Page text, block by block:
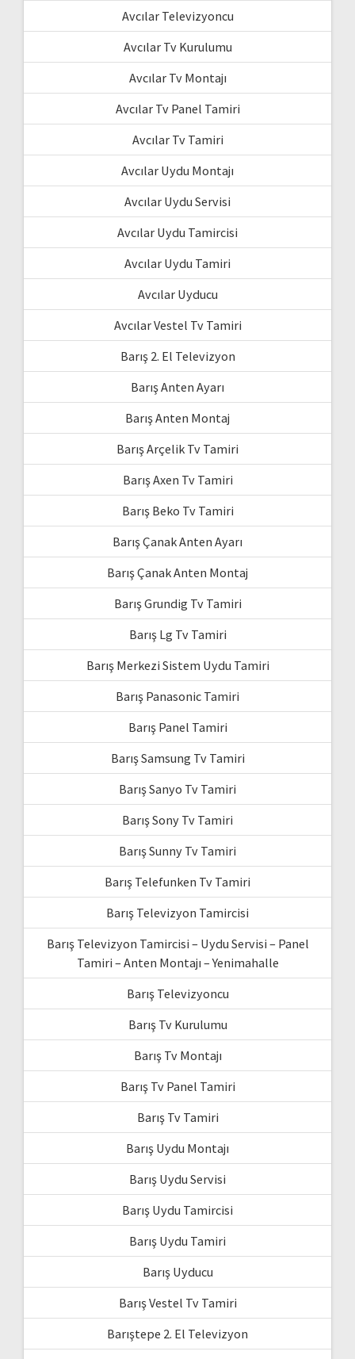
Avcılar Televizyoncu
Avcılar Tv Kurulumu
Avcılar Tv Montajı
Avcılar Tv Panel Tamiri
Avcılar Tv Tamiri
Avcılar Uydu Montajı
Avcılar Uydu Servisi
Avcılar Uydu Tamircisi
Avcılar Uydu Tamiri
Avcılar Uyducu
Avcılar Vestel Tv Tamiri
Barış 2. El Televizyon
Barış Anten Ayarı
Barış Anten Montaj
Barış Arçelik Tv Tamiri
Barış Axen Tv Tamiri
Barış Beko Tv Tamiri
Barış Çanak Anten Ayarı
Barış Çanak Anten Montaj
Barış Grundig Tv Tamiri
Barış Lg Tv Tamiri
Barış Merkezi Sistem Uydu Tamiri
Barış Panasonic Tamiri
Barış Panel Tamiri
Barış Samsung Tv Tamiri
Barış Sanyo Tv Tamiri
Barış Sony Tv Tamiri
Barış Sunny Tv Tamiri
Barış Telefunken Tv Tamiri
Barış Televizyon Tamircisi
Barış Televizyon Tamircisi – Uydu Servisi – Panel
Tamiri – Anten Montajı – Yenimahalle
Barış Televizyoncu
Barış Tv Kurulumu
Barış Tv Montajı
Barış Tv Panel Tamiri
Barış Tv Tamiri
Barış Uydu Montajı
Barış Uydu Servisi
Barış Uydu Tamircisi
Barış Uydu Tamiri
Barış Uyducu
Barış Vestel Tv Tamiri
Barıştepe 2. El Televizyon